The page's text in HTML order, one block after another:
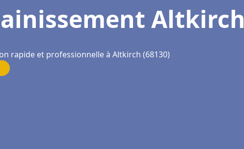
Altkirch
rapide et professionnelle à Altkirch (68130)